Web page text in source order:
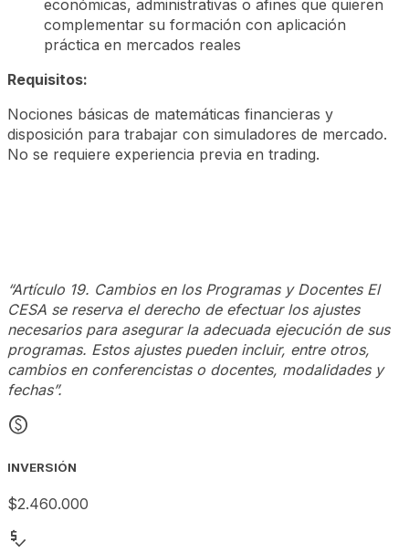
económicas, administrativas o afines que quieren
complementar su formación con aplicación
práctica en mercados reales
Requisitos:
Nociones básicas de matemáticas financieras y
disposición para trabajar con simuladores de mercado.
No se requiere experiencia previa en trading.
“Artículo 19. Cambios en los Programas y Docentes El
CESA se reserva el derecho de efectuar los ajustes
necesarios para asegurar la adecuada ejecución de sus
programas. Estos ajustes pueden incluir, entre otros,
cambios en conferencistas o docentes, modalidades y
fechas”.
monetization_on
INVERSIÓN
$2.460.000
price_check